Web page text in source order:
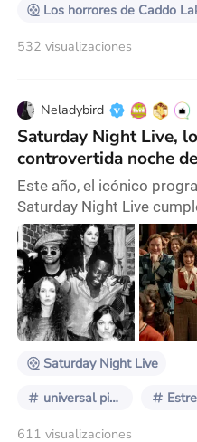
Los horrores de Caddo
532 visualizaciones
Neladybird
Saturday Night Live,
controvertida noche
Este año, el icónico
Saturday Night Live
lanzando su temporada
estrenarse este fin de
tratarse de una fecha tan
los programas más
también tendremos la
Saturday Night, una
Saturday Night Live
universal pictures
611 visualizaciones